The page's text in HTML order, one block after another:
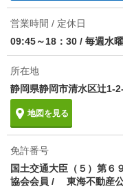
定額水
情報更新日
次回更新予定日 2026/08/
ー入口の
車場をご
かる☆お
営業時間 / 定休日
09:45～18：30 / 毎週水
所在地
静岡県静岡市清水区辻
地図を見る
免許番号
国土交通大臣（５）第６
協会会員 / 東海不動産